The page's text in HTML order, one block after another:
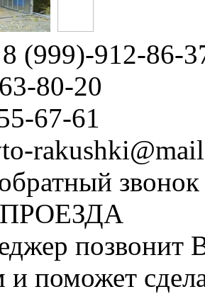
8 (999)-912-86-
80-20
67-61
звонок
позвонит
поможет